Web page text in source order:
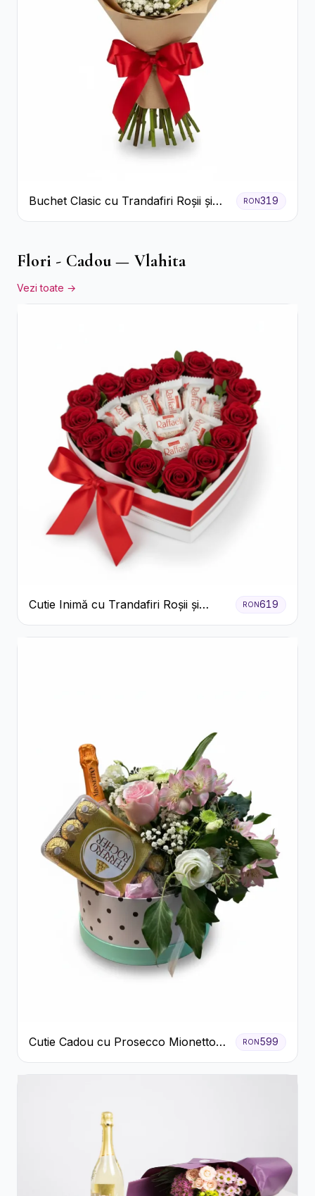
Buchet Clasic cu Trandafiri Roșii și
Gypsophila
RON319
Flori - Cadou — Vlahita
Vezi toate →
Cutie Inimă cu Trandafiri Roșii și
Bomboane Raffaello
RON619
Cutie Cadou cu Prosecco Mionetto
Ferrero Rocher și Flori Pastelate
RON599